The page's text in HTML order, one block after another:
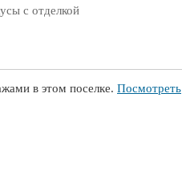
с отделкой
в этом поселке. Посмотреть